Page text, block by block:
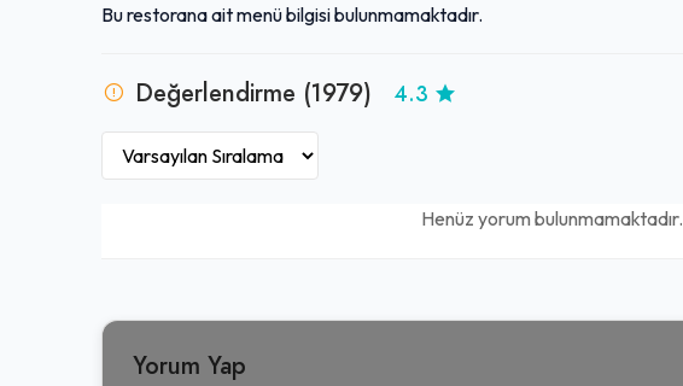
Bu restorana ait menü bilgisi bulunmamaktadır.
Değerlendirme (1979) 4.3
Henüz yorum bulunmamaktadır.
Yorum Yap